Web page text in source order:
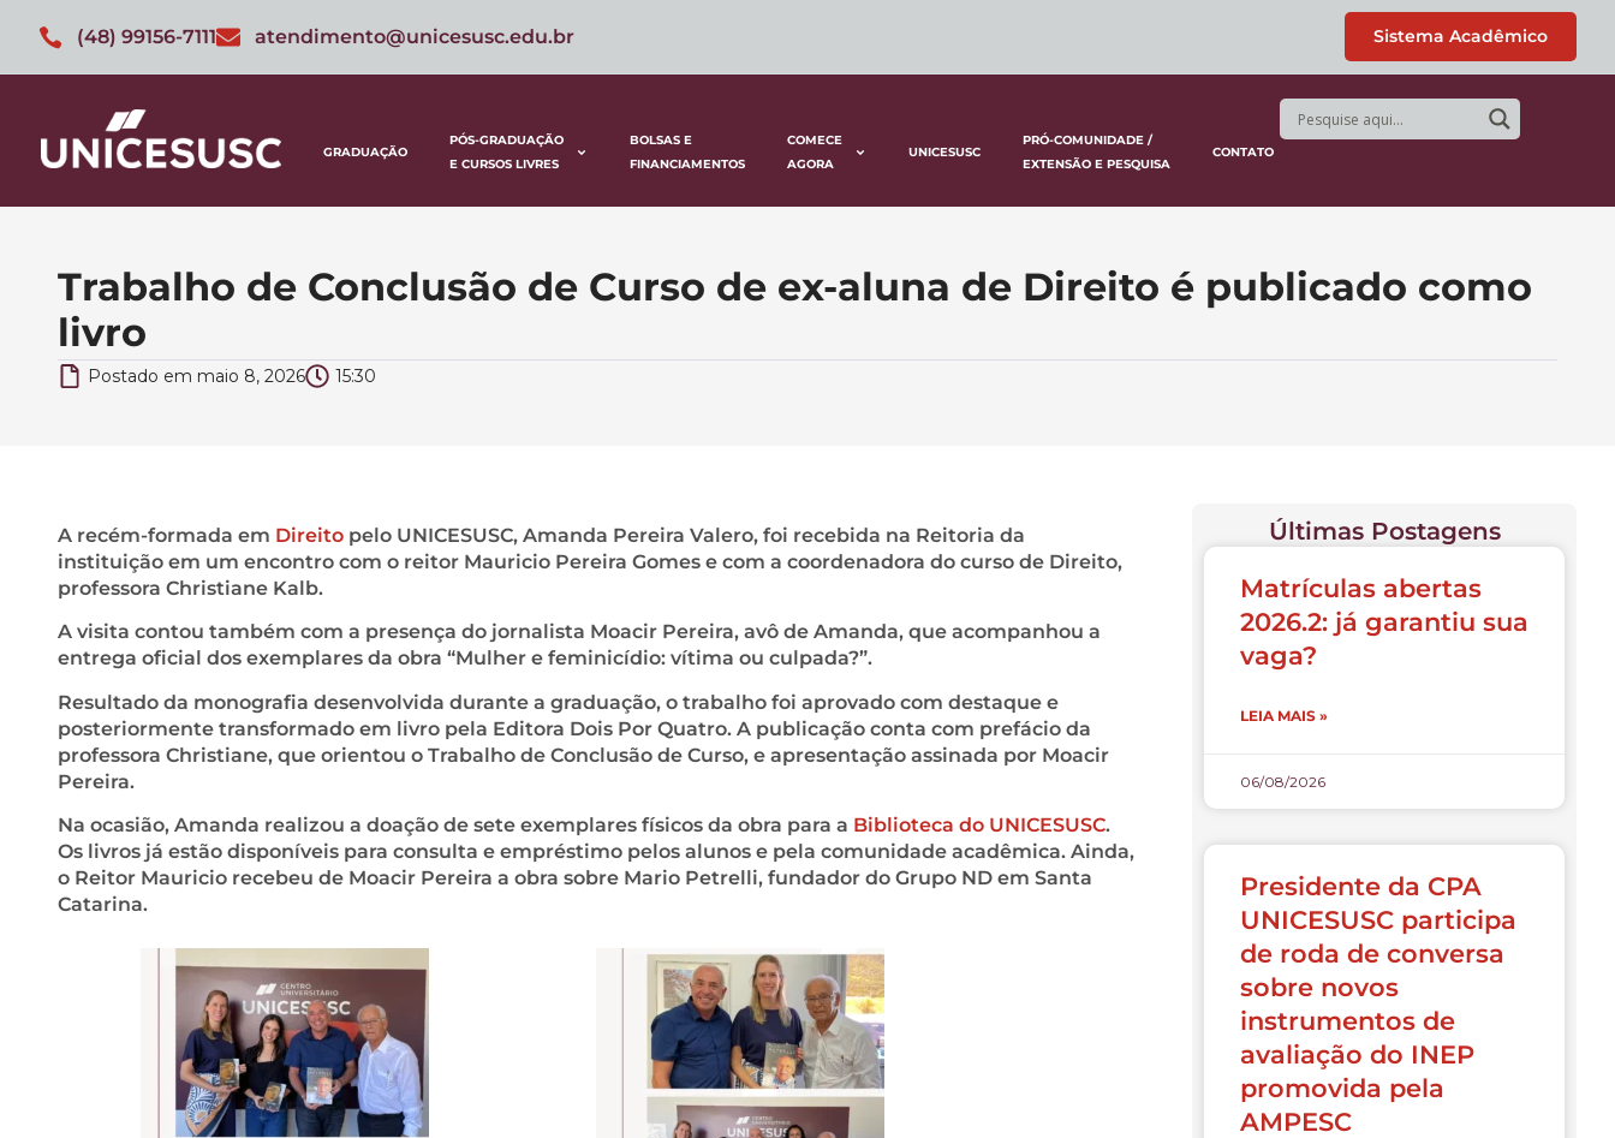
(48) 99156-7111 atendimento@unicesusc.edu.br Sistema Acadêmico
GRADUAÇÃO
PÓS-GRADUAÇÃO
E CURSOS LIVRES
BOLSAS E
FINANCIAMENTOS
COMECE
AGORA
UNICESUSC
PRÓ-COMUNIDADE /
EXTENSÃO E PESQUISA
CONTATO
Trabalho de Conclusão de Curso de ex-aluna de Direito é publicado como
livro
Postado em maio 8, 2026 15:30
A recém-formada em Direito pelo UNICESUSC, Amanda Pereira Valero, foi recebida na Reitoria da
instituição em um encontro com o reitor Mauricio Pereira Gomes e com a coordenadora do curso de Direito,
professora Christiane Kalb.
A visita contou também com a presença do jornalista Moacir Pereira, avô de Amanda, que acompanhou a
entrega oficial dos exemplares da obra “Mulher e feminicídio: vítima ou culpada?”.
Resultado da monografia desenvolvida durante a graduação, o trabalho foi aprovado com destaque e
posteriormente transformado em livro pela Editora Dois Por Quatro. A publicação conta com prefácio da
professora Christiane, que orientou o Trabalho de Conclusão de Curso, e apresentação assinada por Moacir
Pereira.
Na ocasião, Amanda realizou a doação de sete exemplares físicos da obra para a Biblioteca do UNICESUSC.
Os livros já estão disponíveis para consulta e empréstimo pelos alunos e pela comunidade acadêmica. Ainda,
o Reitor Mauricio recebeu de Moacir Pereira a obra sobre Mario Petrelli, fundador do Grupo ND em Santa
Catarina.
Últimas Postagens
Matrículas abertas
2026.2: já garantiu sua
vaga?
LEIA MAIS »
06/08/2026
Presidente da CPA
UNICESUSC participa
de roda de conversa
sobre novos
instrumentos de
avaliação do INEP
promovida pela
AMPESC